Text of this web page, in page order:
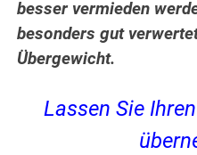
besser vermieden
besonders gut
Übergewicht.
Lassen Sie